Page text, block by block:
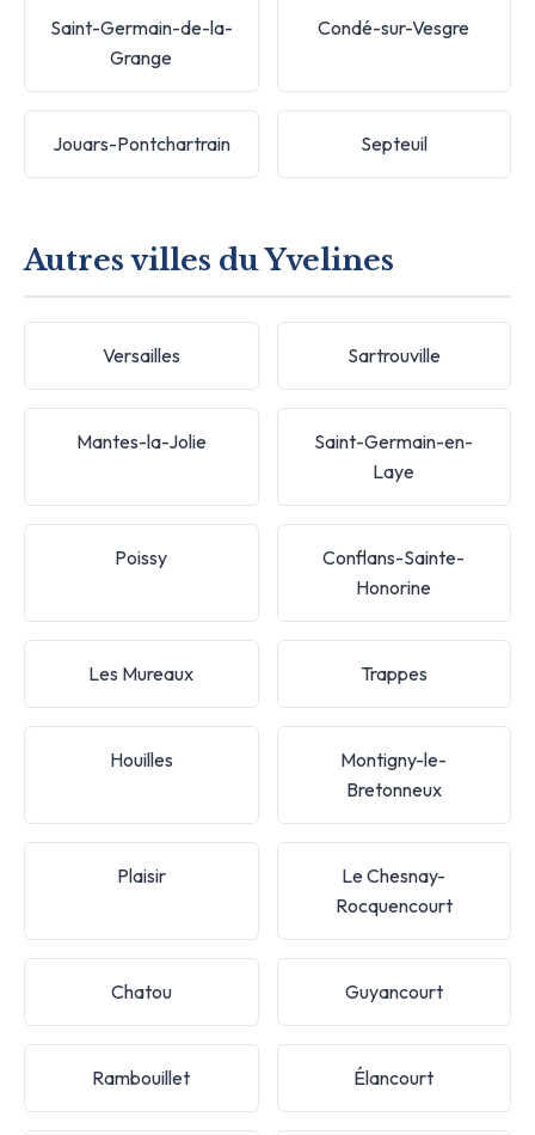
Saint-Germain-de-la-
Grange
Condé-sur-Vesgre
Jouars-Pontchartrain Septeuil
Autres villes du Yvelines
Versailles Sartrouville
Mantes-la-Jolie
Saint-Germain-en-
Laye
Poissy
Conflans-Sainte-
Honorine
Les Mureaux Trappes
Houilles
Montigny-le-
Bretonneux
Plaisir
Le Chesnay-
Rocquencourt
Chatou Guyancourt
Rambouillet Élancourt